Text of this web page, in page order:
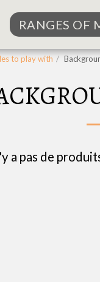
RANGES OF
to play with
a pas de